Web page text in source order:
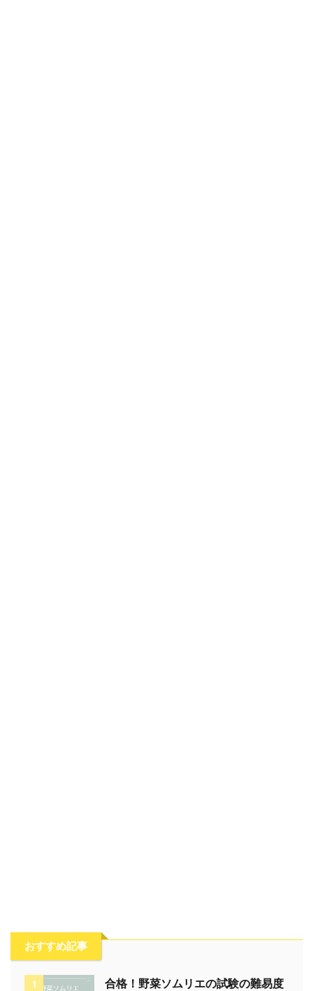
おすすめ記事
1
合格！野菜ソムリエの試験の難易度